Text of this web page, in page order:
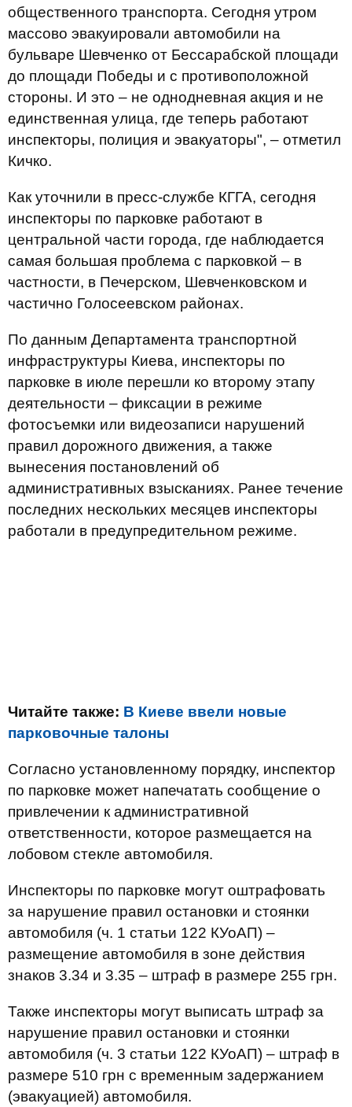
общественного транспорта. Сегодня утром
массово эвакуировали автомобили на
бульваре Шевченко от Бессарабской площади
до площади Победы и с противоположной
стороны. И это – не однодневная акция и не
единственная улица, где теперь работают
инспекторы, полиция и эвакуаторы", – отметил
Кичко.
Как уточнили в пресс-службе КГГА, сегодня
инспекторы по парковке работают в
центральной части города, где наблюдается
самая большая проблема с парковкой – в
частности, в Печерском, Шевченковском и
частично Голосеевском районах.
По данным Департамента транспортной
инфраструктуры Киева, инспекторы по
парковке в июле перешли ко второму этапу
деятельности – фиксации в режиме
фотосъемки или видеозаписи нарушений
правил дорожного движения, а также
вынесения постановлений об
административных взысканиях. Ранее течение
последних нескольких месяцев инспекторы
работали в предупредительном режиме.
Читайте также: В Киеве ввели новые
парковочные талоны
Согласно установленному порядку, инспектор
по парковке может напечатать сообщение о
привлечении к административной
ответственности, которое размещается на
лобовом стекле автомобиля.
Инспекторы по парковке могут оштрафовать
за нарушение правил остановки и стоянки
автомобиля (ч. 1 статьи 122 КУоАП) –
размещение автомобиля в зоне действия
знаков 3.34 и 3.35 – штраф в размере 255 грн.
Также инспекторы могут выписать штраф за
нарушение правил остановки и стоянки
автомобиля (ч. 3 статьи 122 КУоАП) – штраф в
размере 510 грн с временным задержанием
(эвакуацией) автомобиля.